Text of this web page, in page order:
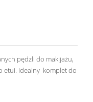
pędzli do makijażu,
etui. Idealny komplet do